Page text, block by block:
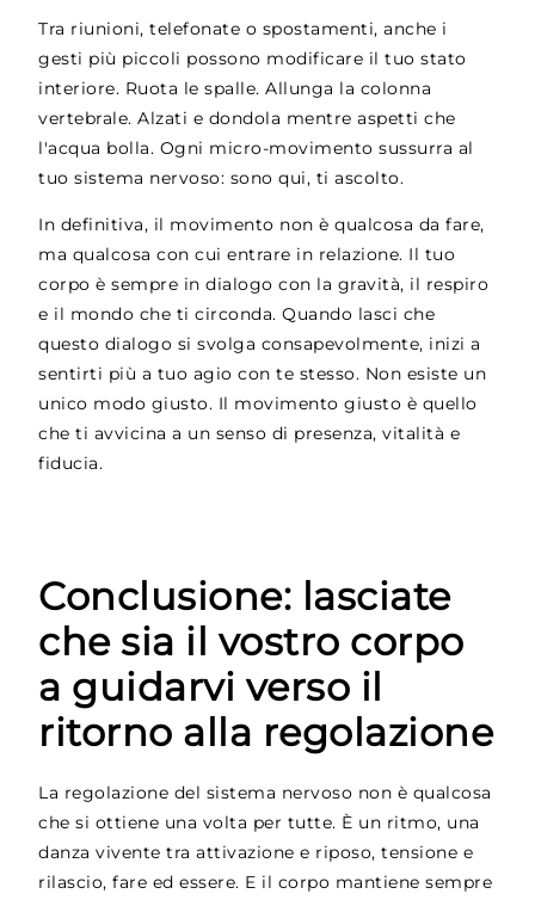
Tra riunioni, telefonate o spostamenti, anche i
gesti più piccoli possono modificare il tuo stato
interiore. Ruota le spalle. Allunga la colonna
vertebrale. Alzati e dondola mentre aspetti che
l'acqua bolla. Ogni micro-movimento sussurra al
tuo sistema nervoso: sono qui, ti ascolto.
In definitiva, il movimento non è qualcosa da fare,
ma qualcosa con cui entrare in relazione. Il tuo
corpo è sempre in dialogo con la gravità, il respiro
e il mondo che ti circonda. Quando lasci che
questo dialogo si svolga consapevolmente, inizi a
sentirti più a tuo agio con te stesso. Non esiste un
unico modo giusto. Il movimento giusto è quello
che ti avvicina a un senso di presenza, vitalità e
fiducia.
Conclusione: lasciate
che sia il vostro corpo
a guidarvi verso il
ritorno alla regolazione
La regolazione del sistema nervoso non è qualcosa
che si ottiene una volta per tutte. È un ritmo, una
danza vivente tra attivazione e riposo, tensione e
rilascio, fare ed essere. E il corpo mantiene sempre